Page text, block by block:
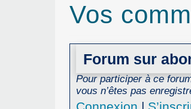
Vos
Forum sur
Pour participer à ce
vous n’êtes pas